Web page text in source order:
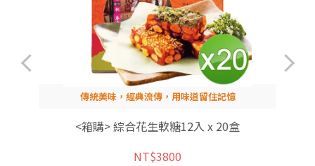
傳統美味，經典流傳，用味道留住記憶
<箱購> 綜合花生軟糖12入 x 20盒
NT$3800